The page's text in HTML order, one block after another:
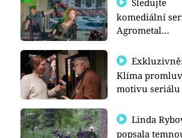
Sledujte
komediální
Agrometal
prima+
Exkluzivně: Josef
Klíma
motivu seriálu
Linda Rybová
popsala